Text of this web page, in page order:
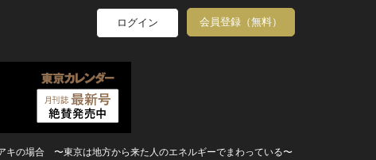
ログイン 会員登録（無料）
キの場合 〜東京は地方から来た人のエネルギーでまわっている〜